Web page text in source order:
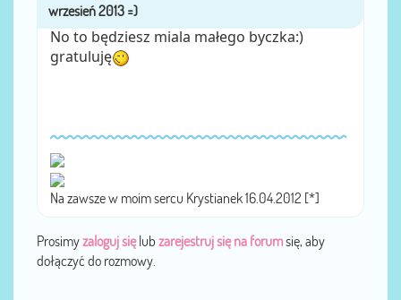
No to będziesz miala małego byczka:)
gratuluję
Na zawsze w moim sercu Krystianek 16.04.2012 [*]
Prosimyzaloguj sięlub zarejestruj się na forumsię, aby
dołączyć do rozmowy.